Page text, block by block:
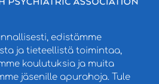
edistämme
ja tieteellistä toimintaa,
koulutuksia ja muita
jäsenille apurahoja. Tule